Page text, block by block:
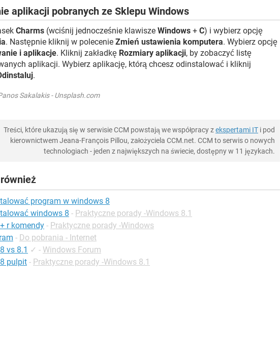
aplikacji pobranych ze Sklepu Windows
Charms (wciśnij jednocześnie klawisze Windows + C) i wybierz opcję
. Następnie kliknij w polecenie Zmień ustawienia komputera. Wybierz opcję
i aplikacje. Kliknij zakładkę Rozmiary aplikacji, by zobaczyć listę
aplikacji. Wybierz aplikację, którą chcesz odinstalować i kliknij
.
Sakalakis - Unsplash.com
Treści, które ukazują się w serwisie CCM powstają we współpracy zekspertami IT i pod
kierownictwem Jeana-François Pillou, założyciela CCM.net. CCM to serwis o nowych
technologiach - jeden z największych na świecie, dostępny w 11 językach.
program w windows 8
windows 8 - Praktyczne porady -Windows 8.1
r komendy - Praktyczne porady -Windows
- Do pobrania - Internet
vs 8.1 ✓ - Windows Forum
pulpit - Praktyczne porady -Windows 8.1